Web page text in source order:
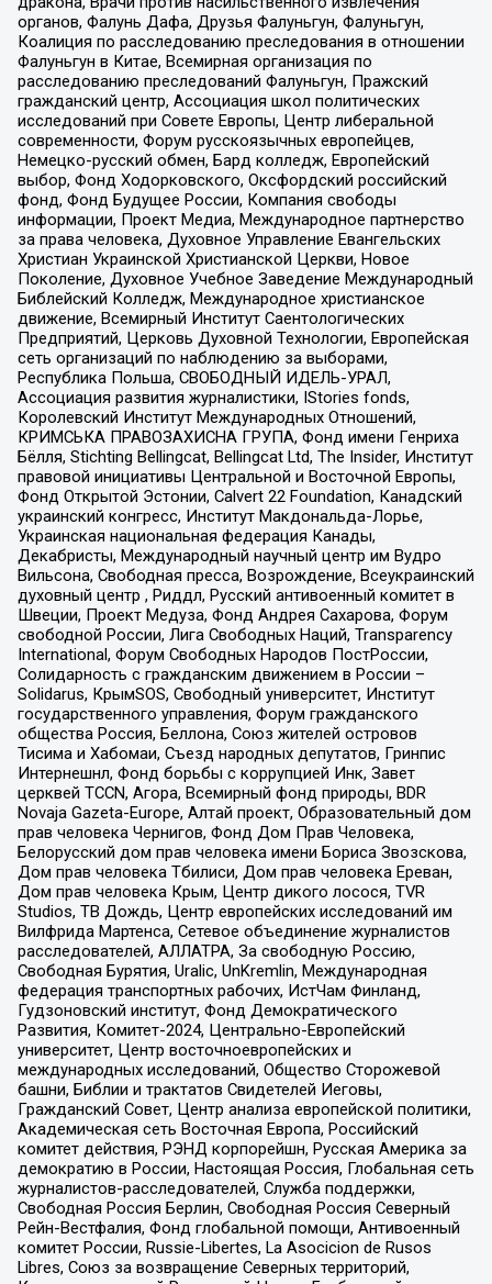
органов, Фалунь Дафа, Друзья Фалуньгун, Фалуньгун,
Коалиция по расследованию преследования в отношении
Фалуньгун в Китае, Всемирная организация по
расследованию преследований Фалуньгун, Пражский
гражданский центр, Ассоциация школ политических
исследований при Совете Европы, Центр либеральной
современности, Форум русскоязычных европейцев,
Немецко-русский обмен, Бард колледж, Европейский
выбор, Фонд Ходорковского, Оксфордский российский
фонд, Фонд Будущее России, Компания свободы
информации, Проект Медиа, Международное партнерство
за права человека, Духовное Управление Евангельских
Христиан Украинской Христианской Церкви, Новое
Поколение, Духовное Учебное Заведение Международный
Библейский Колледж, Международное христианское
движение, Всемирный Институт Саентологических
Предприятий, Церковь Духовной Технологии, Европейская
сеть организаций по наблюдению за выборами,
Республика Польша, СВОБОДНЫЙ ИДЕЛЬ-УРАЛ,
Ассоциация развития журналистики, IStories fonds,
Королевский Институт Международных Отношений,
КРИМСЬКА ПРАВОЗАХИСНА ГРУПА, Фонд имени Генриха
Бёлля, Stichting Bellingcat, Bellingcat Ltd, The Insider, Институт
правовой инициативы Центральной и Восточной Европы,
Фонд Открытой Эстонии, Calvert 22 Foundation, Канадский
украинский конгресс, Институт Макдональда-Лорье,
Украинская национальная федерация Канады,
Декабристы, Международный научный центр им Вудро
Вильсона, Свободная пресса, Возрождение, Всеукраинский
духовный центр , Риддл, Русский антивоенный комитет в
Швеции, Проект Медуза, Фонд Андрея Сахарова, Форум
свободной России, Лига Свободных Наций, Transparеncy
International, Форум Свободных Народов ПостРоссии,
Солидарность с гражданским движением в России –
Solidarus, КрымSOS, Свободный университет, Институт
государственного управления, Форум гражданского
общества Россия, Беллона, Союз жителей островов
Тисима и Хабомаи, Съезд народных депутатов, Гринпис
Интернешнл, Фонд борьбы с коррупцией Инк, Завет
церквей TCCN, Агора, Всемирный фонд природы, BDR
Novaja Gazeta-Europe, Алтай проект, Образовательный дом
прав человека Чернигов, Фонд Дом Прав Человека,
Белорусский дом прав человека имени Бориса Звозскова,
Дом прав человека Тбилиси, Дом прав человека Ереван,
Дом прав человека Крым, Центр дикого лосося, TVR
Studios, ТВ Дождь, Центр европейских исследований им
Вилфрида Мартенса, Сетевое объединение журналистов
расследователей, АЛЛАТРА, За свободную Россию,
Свободная Бурятия, Uralic, UnKremlin, Международная
федерация транспортных рабочих, ИстЧам Финланд,
Гудзоновский институт, Фонд Демократического
Развития, Комитет-2024, Центрально-Европейский
университет, Центр восточноевропейских и
международных исследований, Общество Сторожевой
башни, Библии и трактатов Свидетелей Иеговы,
Гражданский Совет, Центр анализа европейской политики,
Академическая сеть Восточная Европа, Российский
комитет действия, РЭНД корпорейшн, Русская Америка за
демократию в России, Настоящая Россия, Глобальная сеть
журналистов-расследователей, Служба поддержки,
Свободная Россия Берлин, Свободная Россия Северный
Рейн-Вестфалия, Фонд глобальной помощи, Антивоенный
комитет России, Russie-Libertes, La Asocicion de Rusos
Libres, Союз за возвращение Северных территорий,